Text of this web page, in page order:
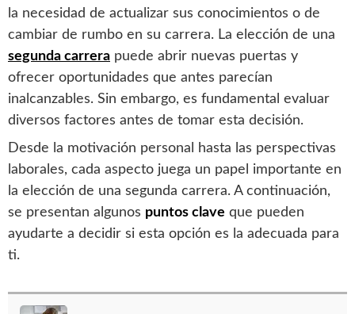
la necesidad de actualizar sus conocimientos o de
cambiar de rumbo en su carrera. La elección de una
segunda carrera puede abrir nuevas puertas y
ofrecer oportunidades que antes parecían
inalcanzables. Sin embargo, es fundamental evaluar
diversos factores antes de tomar esta decisión.
Desde la motivación personal hasta las perspectivas
laborales, cada aspecto juega un papel importante en
la elección de una segunda carrera. A continuación,
se presentan algunos puntos clave que pueden
ayudarte a decidir si esta opción es la adecuada para
ti.